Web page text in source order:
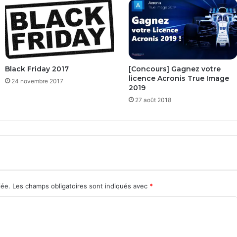
Black Friday 2017
24 novembre 2017
[Concours] Gagnez votre
licence Acronis True Image
2019
27 août 2018
Les champs obligatoires sont indiqués avec *